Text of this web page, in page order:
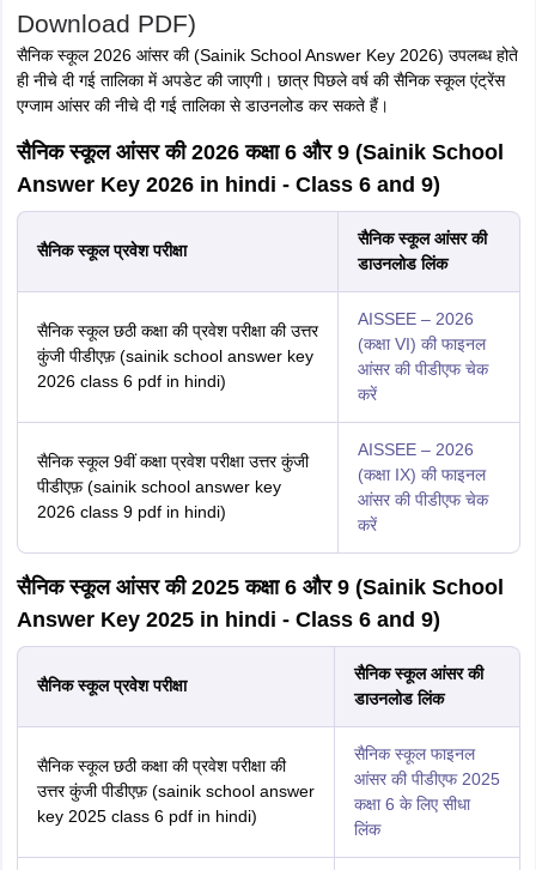
Download PDF)
सैनिक स्कूल 2026 आंसर की (Sainik School Answer Key 2026) उपलब्ध होते
ही नीचे दी गई तालिका में अपडेट की जाएगी। छात्र पिछले वर्ष कीसैनिक स्कूल एंट्रेंस
एग्जाम आंसर कीनीचे दी गई तालिका से डाउनलोड कर सकते हैं।
सैनिक स्कूल आंसर की 2026 कक्षा 6 और 9 (Sainik School
Answer Key 2026 in hindi - Class 6 and 9)
सैनिक स्कूल प्रवेश परीक्षा
सैनिक स्कूल आंसर की
डाउनलोड लिंक
सैनिक स्कूल छठी कक्षा की प्रवेश परीक्षा की उत्तर
कुंजी पीडीएफ़ (sainik school answer key
2026 class 6 pdf in hindi)
AISSEE – 2026
(कक्षा VI) की फाइनल
आंसर की पीडीएफ चेक
करें
सैनिक स्कूल 9वीं कक्षा प्रवेश परीक्षा उत्तर कुंजी
पीडीएफ़ (sainik school answer key
2026 class 9 pdf in hindi)
AISSEE – 2026
(कक्षा IX) की फाइनल
आंसर की पीडीएफ चेक
करें
सैनिक स्कूल आंसर की 2025 कक्षा 6 और 9 (Sainik School
Answer Key 2025 in hindi - Class 6 and 9)
सैनिक स्कूल प्रवेश परीक्षा
सैनिक स्कूल आंसर की
डाउनलोड लिंक
सैनिक स्कूल छठी कक्षा की प्रवेश परीक्षा की
उत्तर कुंजी पीडीएफ़ (sainik school answer
key 2025 class 6 pdf in hindi)
सैनिक स्कूल फाइनल
आंसर की पीडीएफ 2025
कक्षा 6 के लिए सीधा
लिंक